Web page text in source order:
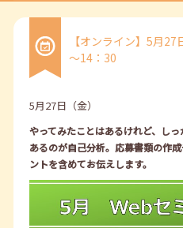
【オンライン】5月
～14：30
5月27日（金）
やってみたことはあるけれど、し
あるのが自己分析。応募書類の作
ントを含めてお伝えします。